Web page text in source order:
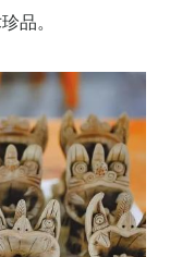
品。